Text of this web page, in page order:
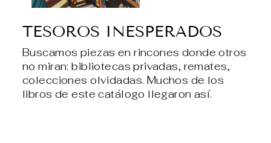
TESOROS INESPERADOS
Buscamos piezas en rincones donde otros
no miran: bibliotecas privadas, remates,
colecciones olvidadas. Muchos de los
libros de este catálogo llegaron así.